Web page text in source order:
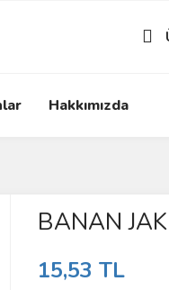
Hakkımızda
BANAN
15,53 TL